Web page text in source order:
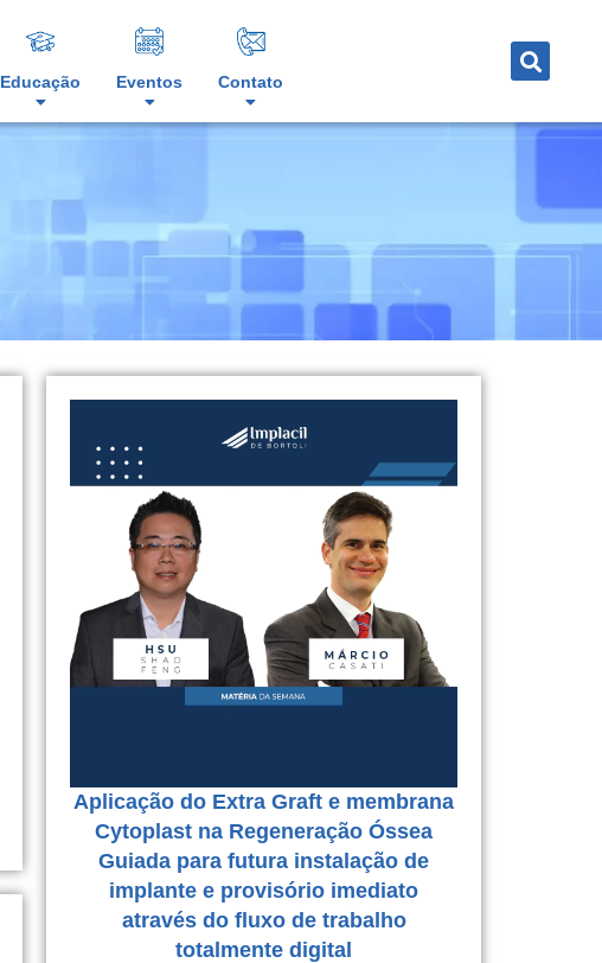
Educação Eventos Contato
Aplicação do Extra Graft e membrana
Cytoplast na Regeneração Óssea
Guiada para futura instalação de
implante e provisório imediato
através do fluxo de trabalho
totalmente digital